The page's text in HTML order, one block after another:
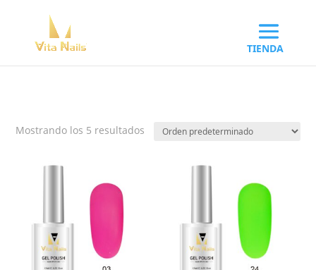
Mostrando los 5 resultados